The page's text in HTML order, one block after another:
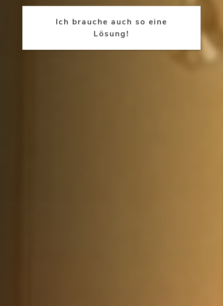
Ich brauche auch so eine
Lösung!